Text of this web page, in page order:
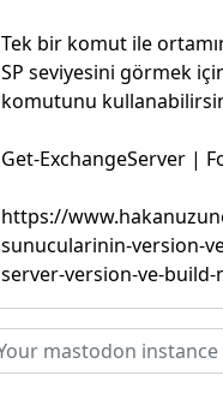
Tek bir komut ile
SP seviyesini görmek
komutunu
Get-ExchangeServer |
https://
sunucularinin-version-
server-version-ve-